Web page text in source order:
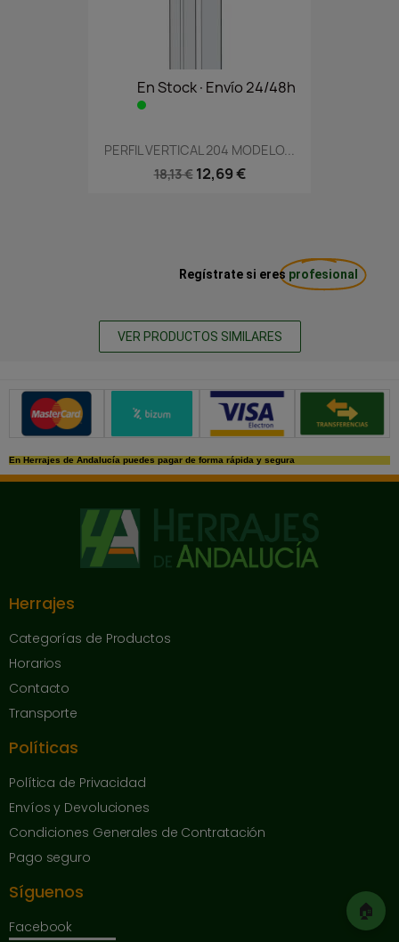
🏠
En Stock·Envío 24/48h
PERFIL VERTICAL 204 MODELO...
18,13 € 12,69 €
Regístrate si eres profesional
VER PRODUCTOS SIMILARES
Métodos de pago seguros
En Herrajes de Andalucía puedes pagar de forma rápida y segura
Herrajes
Categorías de Productos
Horarios
Contacto
Transporte
Políticas
Política de Privacidad
Envíos y Devoluciones
Condiciones Generales de Contratación
Pago seguro
Síguenos
Facebook